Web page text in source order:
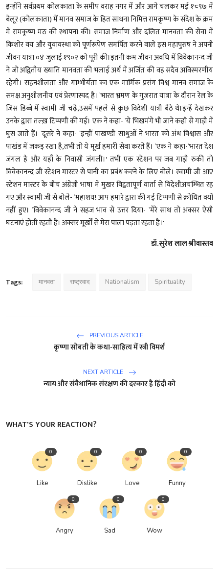
इन्होंने सर्वप्रथम कोलकाता के समीप वराह नगर में और आगे चलकर मई १८९७ में
बेलूर (कोलकाता) में मानव समाज के हित साधना निमित्त रामकृष्ण के संदेश के क्रम
में रामकृष्ण मठ की स्थापना की। समाज निर्माण और दलित मानवता की सेवा में
किशोर वय और युवावस्था को पूर्णरूपेण समर्पित करने वाले इस महापुरुष ने अपनी
जीवन यात्रा ०४ जुलाई १९०२ को पूरी की।इतनी कम जीवन अवधि में विवेकानन्द जी
ने जो अद्वितीय ख्याति मानवता की भलाई अर्थ में अर्जित की वह सदैव अविस्मरणीय
रहेगी। सहनशीलता और गाम्भीर्यता का एक मार्मिक प्रसंग विश्व मानव समाज के
समक्ष अनुशीलनीय एवं प्रेरणास्पद है। `भारत भ्रमण के गुजरात यात्रा के दौरान रेल के
जिस डिब्बे में स्वामी जी चढ़े,उसमें पहले से कुछ विदेशी यात्री बैठे थे।इन्हें देखकर
उनके द्वारा तल्ख़ टिप्पणी की गई। एक ने कहा- `ये भिखमंगे भी जाने कहाँ से गाड़ी में
घुस जाते हैं। `दूसरे ने कहा- `इन्हीं पाखण्डी साधुओं ने भारत को अंध विश्वास और
पाखंड में जकड़ रखा है,तभी तो ये मूर्ख हमारी सेवा करते हैं। `एक ने कहा-`भारत देश
जंगल है और यहाँ के निवासी जंगली।' तभी एक स्टेशन पर जब गाड़ी रुकी तो
विवेकानन्द जी स्टेशन मास्टर से पानी का प्रबंध करने के लिए बोले। स्वामी जी आए
स्टेशन मास्टर के बीच अंग्रेजी भाषा में मुखर विद्वतापूर्ण वार्ता से विदेशीअचम्भित रह
गए और स्वामी जी से बोले- `महाशय! आप हमारे द्वारा की गई टिप्पणी से क्रोधित क्यों
नहीं हुए। `विवेकानन्द जी ने सहज भाव से उत्तर दिया- `मेरे साथ तो अक्सर ऐसी
घटनाएं होती रहती हैं। अक्सर मूर्खों से मेरा पाला पड़ता रहता है।'
डॉ.सुरेश लाल श्रीवास्तव
Tags: मानवता राष्ट्रवाद Nationalism Spirituality
PREVIOUS ARTICLE
कृष्णा सोबती के कथा-साहित्य में स्त्री विमर्श
NEXT ARTICLE
न्याय और संवैधानिक संरक्षण की दरकार है हिंदी को
WHAT'S YOUR REACTION?
Like
0
Dislike
0
Love
0
Funny
0
Angry
0
Sad
0
Wow
0